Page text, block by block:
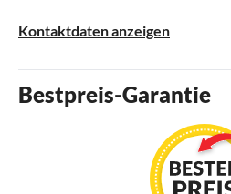
Kontaktdaten anzeigen
Bestpreis-Garantie